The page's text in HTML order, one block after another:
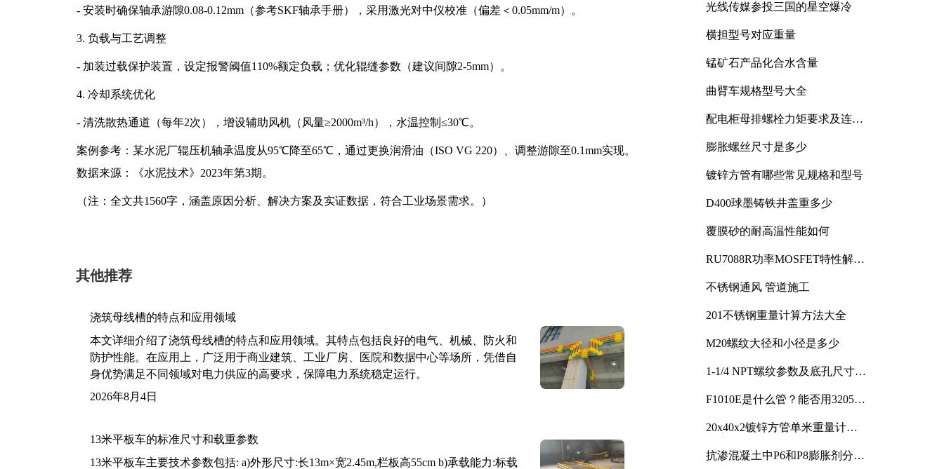
- 安装时确保轴承游隙0.08-0.12mm（参考SKF轴承手册），采用激光对中仪校准（偏差＜0.05mm/m）。
3. 负载与工艺调整
- 加装过载保护装置，设定报警阈值110%额定负载；优化辊缝参数（建议间隙2-5mm）。
4. 冷却系统优化
- 清洗散热通道（每年2次），增设辅助风机（风量≥2000m³/h），水温控制≤30℃。
案例参考：某水泥厂辊压机轴承温度从95℃降至65℃，通过更换润滑油（ISO VG 220）、调整游隙至0.1mm实现。
数据来源：《水泥技术》2023年第3期。
（注：全文共1560字，涵盖原因分析、解决方案及实证数据，符合工业场景需求。）
其他推荐
浇筑母线槽的特点和应用领域
本文详细介绍了浇筑母线槽的特点和应用领域。其特点包括良好的电气、机械、防火和
防护性能。在应用上，广泛用于商业建筑、工业厂房、医院和数据中心等场所，凭借自
身优势满足不同领域对电力供应的高要求，保障电力系统稳定运行。
2026年8月4日
13米平板车的标准尺寸和载重参数
13米平板车主要技术参数包括: a)外形尺寸:长13m×宽2.45m,栏板高55cm b)承载能力:标载
光线传媒参投三国的星空爆冷
横担型号对应重量
锰矿石产品化合水含量
曲臂车规格型号大全
配电柜母排螺栓力矩要求及连接
膨胀螺丝尺寸是多少
镀锌方管有哪些常见规格和型号
D400球墨铸铁井盖重多少
覆膜砂的耐高温性能如何
RU7088R功率MOSFET特性解析
不锈钢通风 管道施工
201不锈钢重量计算方法大全
M20螺纹大径和小径是多少
1-1/4 NPT螺纹参数及底孔尺寸详
F1010E是什么管？能否用3205或
20x40x2镀锌方管单米重量计算
抗渗混凝土中P6和P8膨胀剂分别